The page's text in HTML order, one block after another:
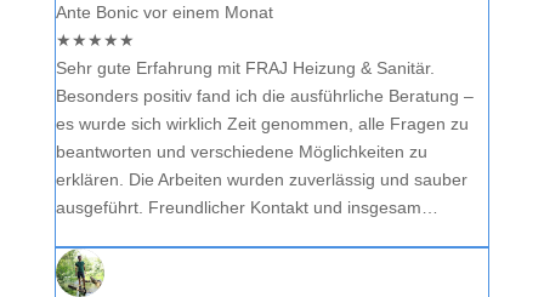
Ante Bonic vor einem Monat
★★★★★
Sehr gute Erfahrung mit FRAJ Heizung & Sanitär.
Besonders positiv fand ich die ausführliche Beratung –
es wurde sich wirklich Zeit genommen, alle Fragen zu
beantworten und verschiedene Möglichkeiten zu
erklären. Die Arbeiten wurden zuverlässig und sauber
ausgeführt. Freundlicher Kontakt und insgesam…